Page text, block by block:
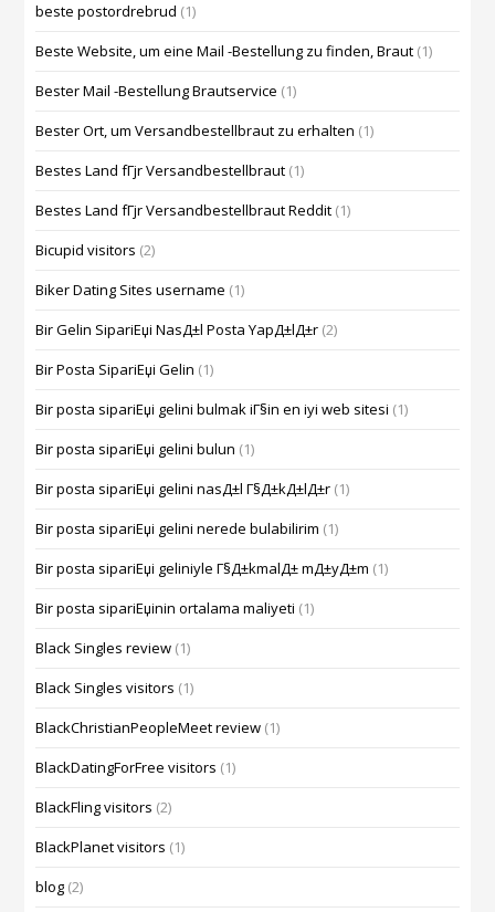
beste postordrebrud (1)
Beste Website, um eine Mail -Bestellung zu finden, Braut (1)
Bester Mail -Bestellung Brautservice (1)
Bester Ort, um Versandbestellbraut zu erhalten (1)
Bestes Land fГјr Versandbestellbraut (1)
Bestes Land fГјr Versandbestellbraut Reddit (1)
Bicupid visitors (2)
Biker Dating Sites username (1)
Bir Gelin SipariЕџi NasД±l Posta YapД±lД±r (2)
Bir Posta SipariЕџi Gelin (1)
Bir posta sipariЕџi gelini bulmak iГ§in en iyi web sitesi (1)
Bir posta sipariЕџi gelini bulun (1)
Bir posta sipariЕџi gelini nasД±l Г§Д±kД±lД±r (1)
Bir posta sipariЕџi gelini nerede bulabilirim (1)
Bir posta sipariЕџi geliniyle Г§Д±kmalД± mД±yД±m (1)
Bir posta sipariЕџinin ortalama maliyeti (1)
Black Singles review (1)
Black Singles visitors (1)
BlackChristianPeopleMeet review (1)
BlackDatingForFree visitors (1)
BlackFling visitors (2)
BlackPlanet visitors (1)
blog (2)